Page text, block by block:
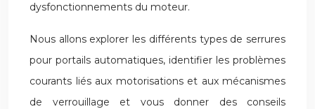
dysfonctionnements du moteur.
Nous allons explorer les différents types de serrures
pour portails automatiques, identifier les problèmes
courants liés aux motorisations et aux mécanismes
de verrouillage et vous donner des conseils